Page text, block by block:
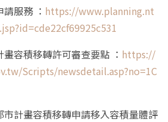
服務 ： https://www.planning.nt
容積移轉許可審查要點 ： https://
Scripts/newsdetail.asp?no=1C
市計畫容積移轉申請移入容積量體評